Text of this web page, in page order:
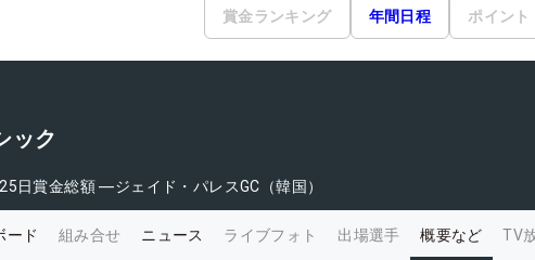
賞金ランキング 年間日程 ポイント
ック
日賞金総額 ―ジェイド・パレスGC（韓国）
ード 組み合せ ニュース ライブフォト 出場選手 概要など TV